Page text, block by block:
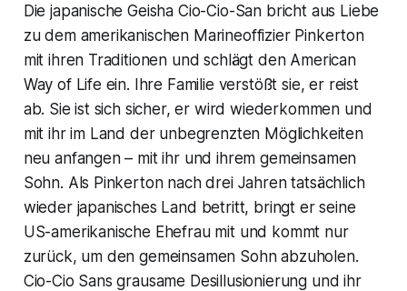
Die japanische Geisha Cio-Cio-San bricht aus Liebe
zu dem amerikanischen Marineoffizier Pinkerton
mit ihren Traditionen und schlägt den American
Way of Life ein. Ihre Familie verstößt sie, er reist
ab. Sie ist sich sicher, er wird wiederkommen und
mit ihr im Land der unbegrenzten Möglichkeiten
neu anfangen – mit ihr und ihrem gemeinsamen
Sohn. Als Pinkerton nach drei Jahren tatsächlich
wieder japanisches Land betritt, bringt er seine
US-amerikanische Ehefrau mit und kommt nur
zurück, um den gemeinsamen Sohn abzuholen.
Cio-Cio Sans grausame Desillusionierung und ihr